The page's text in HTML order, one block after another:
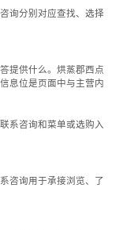
询分别对应查找、选择
提供什么。烘蒸郡西点
息位是页面中与主营内
系咨询和菜单或选购入
咨询用于承接浏览、了